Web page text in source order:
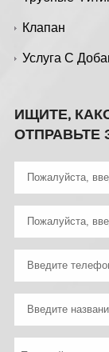
Клапан
Услуга С
ИЩИТЕ,
ОТПРАВЬТЕ